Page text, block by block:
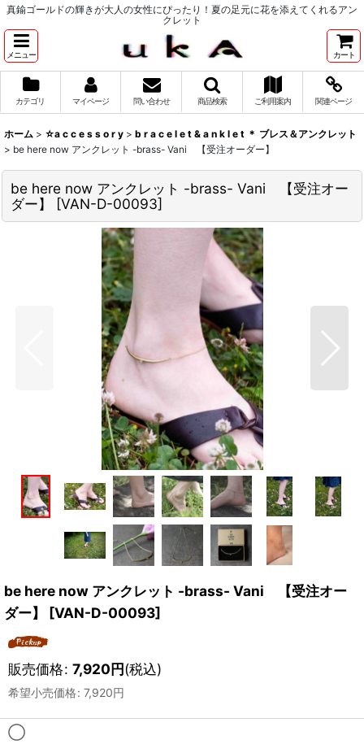
真鍮ゴールドの輝きが大人の女性にぴったり！夏の足元に花を添えてくれるアン
クレット
メニュー カート
カテゴリ マイページ 問い合わせ 商品検索 ご利用案内 関連ページ
ホーム > ☆a c c e s s o r y > b r a c e l e t & a n k l e t ＊ ブレス＆アンクレット
> be here now アンクレット -brass- Vani 【受注オーダー】
be here now アンクレット -brass- Vani 【受注オー
ダー】
[VAN-D-00093]
be here now アンクレット -brass- Vani 【受注オー
ダー】
[VAN-D-00093]
販売価格: 7,920円(税込)
希望小売価格: 7,920円
◯